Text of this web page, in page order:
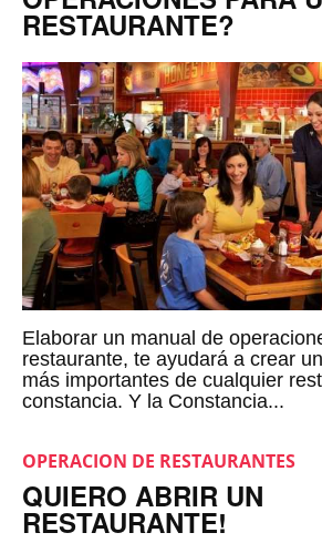
RESTAURANTE?
Elaborar un manual de
restaurante, te ayudará a crear
más importantes de cualquier
constancia. Y la Constancia...
OPERACION DE RESTAURANTES
QUIERO ABRIR UN
RESTAURANTE!